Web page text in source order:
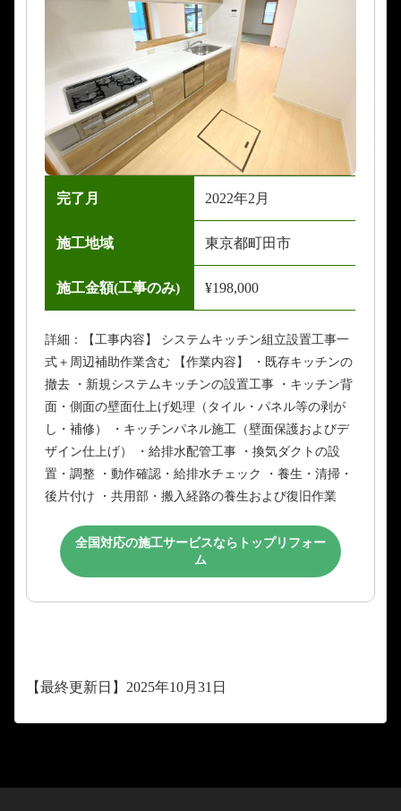
完了月 2022年2月
施工地域 東京都町田市
施工金額(工事のみ) ¥198,000
詳細：【工事内容】 システムキッチン組立設置工事一
式＋周辺補助作業含む 【作業内容】 ・既存キッチンの
撤去 ・新規システムキッチンの設置工事 ・キッチン背
面・側面の壁面仕上げ処理（タイル・パネル等の剥が
し・補修） ・キッチンパネル施工（壁面保護およびデ
ザイン仕上げ） ・給排水配管工事 ・換気ダクトの設
置・調整 ・動作確認・給排水チェック ・養生・清掃・
後片付け ・共用部・搬入経路の養生および復旧作業
全国対応の施工サービスならトップリフォー
ム
【最終更新日】2025年10月31日